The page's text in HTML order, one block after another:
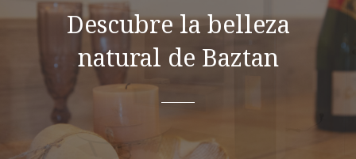
Descubre la belleza
natural de Baztan